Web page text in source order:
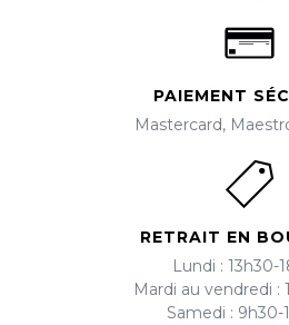
PAIEMENT
Mastercard,
RETRAIT EN
Lundi : 13h30-
Mardi au vendredi :
Samedi : 9h30-